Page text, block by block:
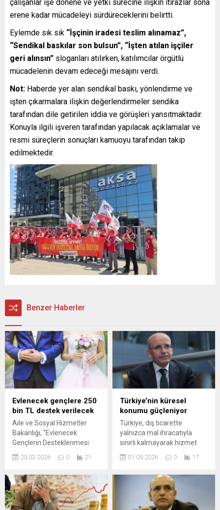
çalışanlar işe dönene ve yetki sürecine ilişkin itirazlar sona
erene kadar mücadeleyi sürdüreceklerini belirtti.
Eylemde sık sık “İşçinin iradesi teslim alınamaz”,
“Sendikal baskılar son bulsun”, “İşten atılan işçiler
geri alınsın” sloganları atılırken, katılımcılar örgütlü
mücadelenin devam edeceği mesajını verdi.
Not: Haberde yer alan sendikal baskı, yönlendirme ve
işten çıkarmalara ilişkin değerlendirmeler sendika
tarafından dile getirilen iddia ve görüşleri yansıtmaktadır.
Konuyla ilgili işveren tarafından yapılacak açıklamalar ve
resmi süreçlerin sonuçları kamuoyu tarafından takip
edilmektedir.
Benzer Haberler
Evlenecek gençlere 250
bin TL destek verilecek
Aile ve Sosyal Hizmetler
Bakanlığı, “Evlenecek
Gençlerin Desteklenmesi
Projesi” kapsamında yuva
kurmaya hazırlanan genç
sağlıyor. Bakanlık tarafından
yapılan açıklamada, evlilik
sürecindeki maddi yükü
25.03.2026 0 21
Türkiye’nin küresel
konumu güçleniyor
Türkiye, dış ticarette
yalnızca mal ihracatıyla
sınırlı kalmayarak hizmet
sektörü büyümesini
hedefleyen hızlı adımlarla
Maliye Bakanı Mehmet
Şimşek, hizmet ihracatını
destekleyen yeni
01.05.2026 0 17